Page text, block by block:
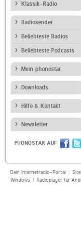
Klassik-Radio
Radiosender
Beliebteste Radios
Beliebteste Podcasts
Mein phonostar
Downloads
Hilfe & Kontakt
Newsletter
PHONOSTAR AUF
Dein Internetradio-Portal :
Windows| Radioplayer für